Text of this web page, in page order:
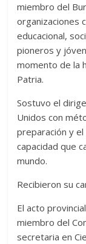
miembro del
organizaciones
educacional,
pioneros y
momento de la
Patria.
Sostuvo el
Unidos con
preparación y
capacidad que
mundo.
Recibieron su
El acto
miembro del
secretaria en